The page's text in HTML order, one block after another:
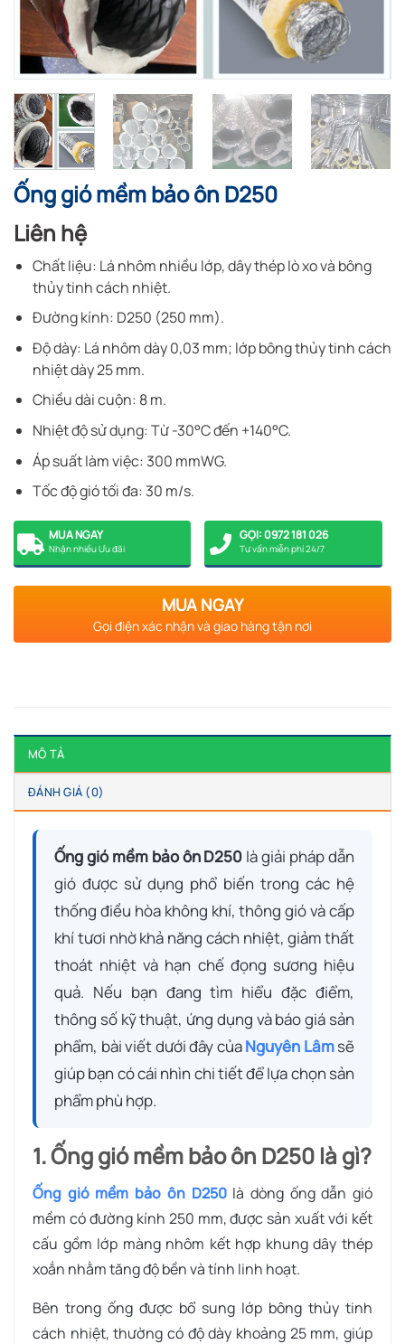
Ống gió mềm bảo ôn D250
Liên hệ
Chất liệu: Lá nhôm nhiều lớp, dây thép lò xo và bông
thủy tinh cách nhiệt.
Đường kính: D250 (250 mm).
Độ dày: Lá nhôm dày 0,03 mm; lớp bông thủy tinh cách
nhiệt dày 25 mm.
Chiều dài cuộn: 8 m.
Nhiệt độ sử dụng: Từ -30°C đến +140°C.
Áp suất làm việc: 300 mmWG.
Tốc độ gió tối đa: 30 m/s.
MUA NGAY
Nhận nhiều Ưu đãi
GỌI: 0972 181 026
Tư vấn miễn phí 24/7
MUA NGAY
Gọi điện xác nhận và giao hàng tận nơi
MÔ TẢ
ĐÁNH GIÁ (0)
Ống gió mềm bảo ôn D250 là giải pháp dẫn
gió được sử dụng phổ biến trong các hệ
thống điều hòa không khí, thông gió và cấp
khí tươi nhờ khả năng cách nhiệt, giảm thất
thoát nhiệt và hạn chế đọng sương hiệu
quả. Nếu bạn đang tìm hiểu đặc điểm,
thông số kỹ thuật, ứng dụng và báo giá sản
phẩm, bài viết dưới đây củaNguyên Lâmsẽ
giúp bạn có cái nhìn chi tiết để lựa chọn sản
phẩm phù hợp.
1. Ống gió mềm bảo ôn D250 là gì?
Ống gió mềm bảo ôn D250là dòng ống dẫn gió
mềm có đường kính 250 mm, được sản xuất với kết
cấu gồm lớp màng nhôm kết hợp khung dây thép
xoắn nhằm tăng độ bền và tính linh hoạt.
Bên trong ống được bổ sung lớp bông thủy tinh
cách nhiệt, thường có độ dày khoảng 25 mm, giúp